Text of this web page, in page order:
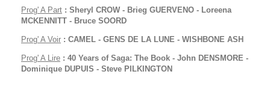
Prog' A Part : Sheryl CROW - Brieg GUERVENO - Loreena
MCKENNITT - Bruce SOORD
Prog' A Voir : CAMEL - GENS DE LA LUNE - WISHBONE ASH
Prog' A Lire : 40 Years of Saga: The Book - John DENSMORE -
Dominique DUPUIS - Steve PILKINGTON